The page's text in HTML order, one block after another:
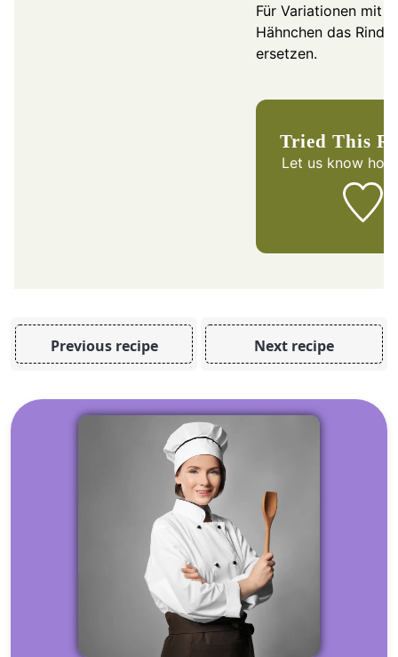
Für Variationen mit
Hähnchen das
ersetzen.
Tried This
Let us knowhow
Previous recipe Next recipe